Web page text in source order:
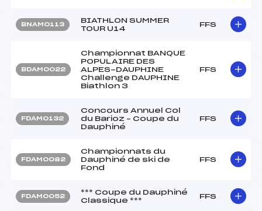
BNAM0113
BIATHLON SUMMER
TOUR U14
FFS
BDAM0022
Championnat BANQUE
POPULAIRE DES
ALPES-DAUPHINE
Challenge DAUPHINE
Biathlon 3
FFS
FDAM0132
Concours Annuel Col
du Barioz – Coupe du
Dauphiné
FFS
FDAM0082
Championnats du
Dauphiné de ski de
Fond
FFS
FDAM0052
*** Coupe du Dauphiné
Classique ***
FFS